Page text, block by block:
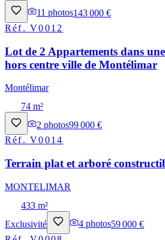
11 photos143 000 €
Réf.V0012
Lot de 2 Appartements dans
hors centre ville de Montélimar
Montélimar
74 m²
2 photos99 000 €
Réf.V0014
Terrain plat et arboré
MONTELIMAR
433 m²
Exclusivité
4 photos59 000 €